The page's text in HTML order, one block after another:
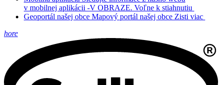
v mobilnej aplikácii -V OBRAZE. Voľne k stiahnutiu
Geoportál našej obce Mapový portál našej obce Zisti viac
hore